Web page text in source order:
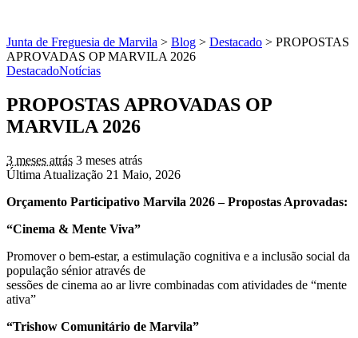
Junta de Freguesia de Marvila > Blog > Destacado > PROPOSTAS
APROVADAS OP MARVILA 2026
DestacadoNotícias
PROPOSTAS APROVADAS OP
MARVILA 2026
3 meses atrás 3 meses atrás
Última Atualização 21 Maio, 2026
Orçamento Participativo Marvila 2026 – Propostas Aprovadas:
“Cinema & Mente Viva”
Promover o bem-estar, a estimulação cognitiva e a inclusão social da
população sénior através de
sessões de cinema ao ar livre combinadas com atividades de “mente
ativa”
“Trishow Comunitário de Marvila”